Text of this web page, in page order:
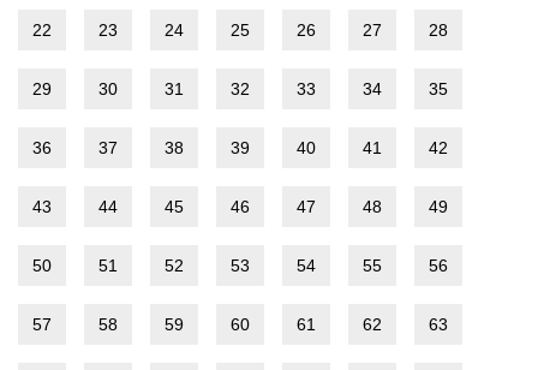
22 23 24 25 26 27 28
29 30 31 32 33 34 35
36 37 38 39 40 41 42
43 44 45 46 47 48 49
50 51 52 53 54 55 56
57 58 59 60 61 62 63